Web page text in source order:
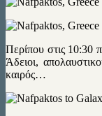
Περίπου στις 10:30
Άδειοι,
καιρός…